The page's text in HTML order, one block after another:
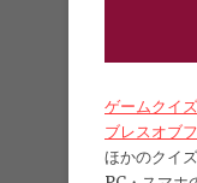
ゲームクイズ
ブレスオブ
ほかのクイ